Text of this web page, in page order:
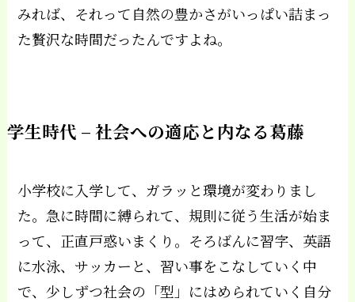
みれば、それって自然の豊かさがいっぱい詰まっ
た贅沢な時間だったんですよね。
学生時代 – 社会への適応と内なる葛藤
小学校に入学して、ガラッと環境が変わりまし
た。急に時間に縛られて、規則に従う生活が始ま
って、正直戸惑いまくり。そろばんに習字、英語
に水泳、サッカーと、習い事をこなしていく中
で、少しずつ社会の「型」にはめられていく自分